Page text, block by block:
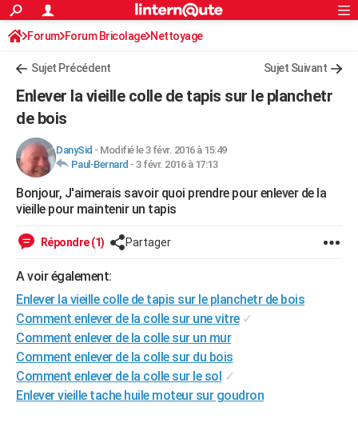
ACTUALITÉS
Politique
Société
Faits Divers
Education
Monde
Villes
+
Programme TV
TNTStreaming
Cinéma
Sorties cinéma
Musique
FINANCE
Retraite
Impôts
Epargne
Immobilier
Risques naturels par ville
Banque
Assurance
Crédit
AUTO
Essais
Réserver un essai
Citadines
Berlines
SUV
Forum auto
HIGH-TECH
Mobiles
Meilleur smartphone
Internet
Ordinateurs
Jeux vidéo
Guide high-tech
+BRICOLAGE
Forum
Aménagement intérieur
Extérieur
Cuisine
Salle de bains
Jardinage
Rangement
WEEK-END
Guides de France
Escapades
Patrimoine
Expositions
Musées
Week-end nature
+LIFESTYLE
Art de vivre
Bien-être
Loisirs
Mode
Modes de vie
SANTE
Alimentation
Guide de la santé
Maladies
Médicaments
Sommeil
VOYAGE
Destinations
City break
Voyage nature
Voyage de noces
Forum
Climat
+PHOTO
S'inscrire
Connexion
Forum Forum Bricolage Nettoyage
Sujet Précédent Sujet Suivant
Enlever la vieille colle de tapis sur le planchetr
de bois
DanySid - Modifié le 3 févr. 2016 à 15:49
Paul-Bernard - 3 févr. 2016 à 17:13
Bonjour, J'aimerais savoir quoi prendre pour enlever de la
vieille pour maintenir un tapis
Répondre (1) Partager
A voir également:
Enlever la vieille colle de tapis sur le planchetr de bois
Comment enlever de la colle sur une vitre ✓
Comment enlever de la colle sur un mur
Comment enlever de la colle sur du bois
Comment enlever de la colle sur le sol ✓
Enlever vieille tache huile moteur sur goudron